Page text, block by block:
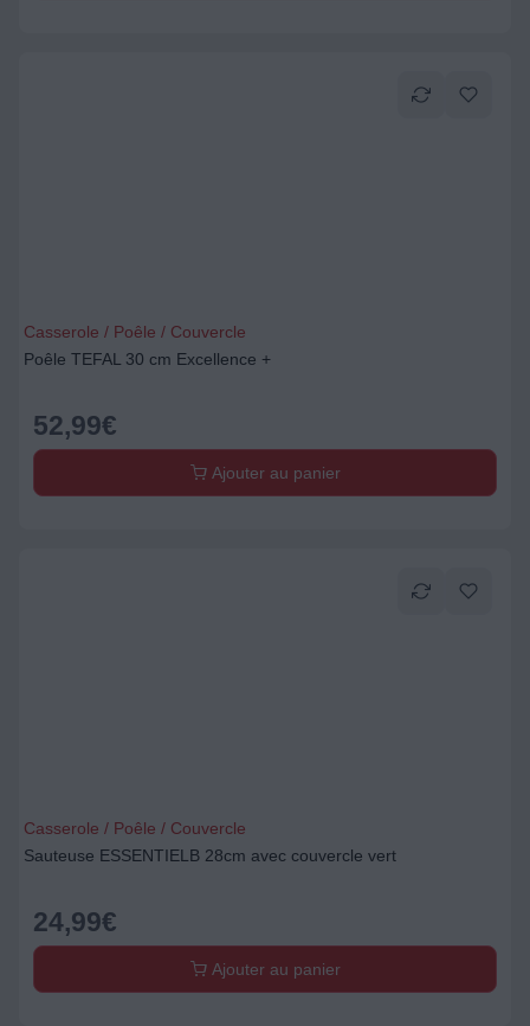
Casserole / Poêle / Couvercle
Poêle TEFAL 30 cm Excellence +
52,99€
Ajouter au panier
Casserole / Poêle / Couvercle
Sauteuse ESSENTIELB 28cm avec couvercle vert
24,99€
Ajouter au panier